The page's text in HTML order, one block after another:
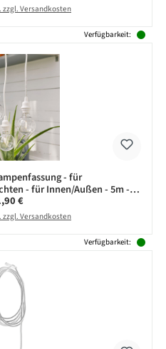
zzgl. Versandkosten
Verfügbarkeit:
- für
- für Innen/Außen - 5m -
Preis:
€
zzgl. Versandkosten
Verfügbarkeit: